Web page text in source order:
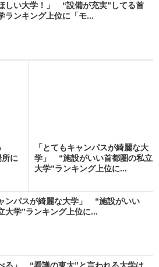
しい大学！」 “設備が充実”してる首
ランキング上位に「モ...
に
「とてもキャンパスが綺麗な大
学」 “施設がいい首都圏の私立
大学”ランキング上位に...
ンパスが綺麗な大学」 “施設がいい
大学”ランキング上位に...